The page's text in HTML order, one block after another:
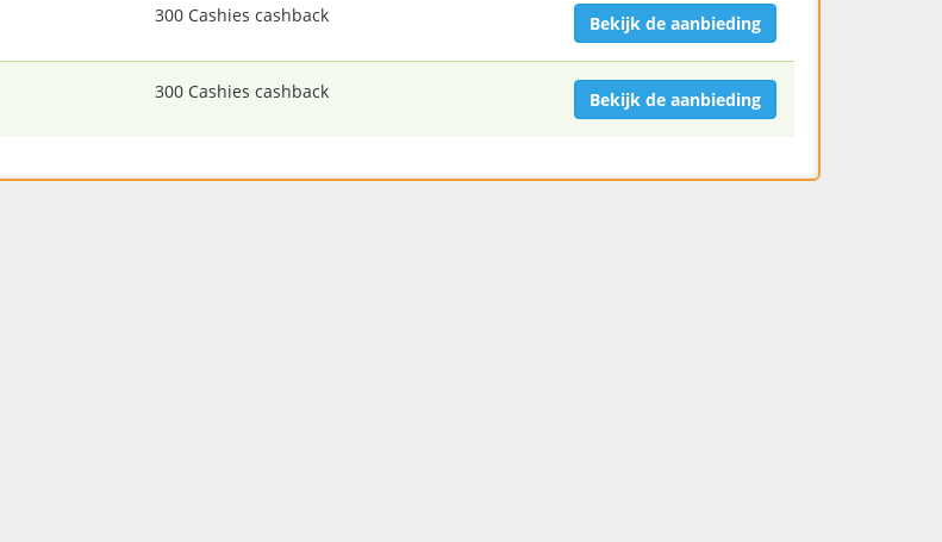
300 Cashies cashback Bekijk de aanbieding
300 Cashies cashback Bekijk de aanbieding